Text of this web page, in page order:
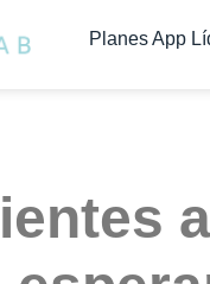
Planes App